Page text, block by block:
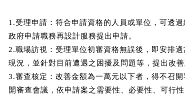
1.受理申請：符合申請資格的人員或單位，可透
政府申請職務再設計服務提出申請。
2.職場訪視：受理單位初審資格無誤後，即安排
現況，並針對目前遭遇之困擾及問題等，提出改善
3.審查核定：改善金額為一萬元以下者，得不召
開審查會議，依申請案之需要性、必要性、可行